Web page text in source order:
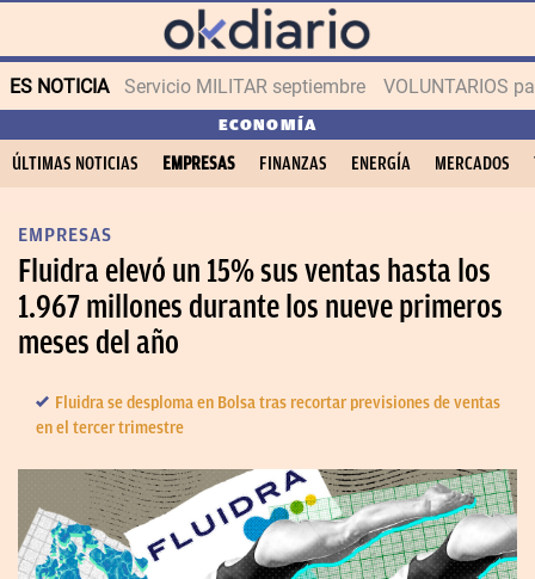
ES NOTICIA Servicio MILITAR septiembre VOLUNTARIOS
ECONOMÍA
ÚLTIMAS NOTICIAS EMPRESAS FINANZAS ENERGÍA MERCADOS
EMPRESAS
Fluidra elevó un 15% sus ventas hasta los
1.967 millones durante los nueve primeros
meses del año
Fluidra se desploma en Bolsa tras recortar previsiones de ventas
en el tercer trimestre